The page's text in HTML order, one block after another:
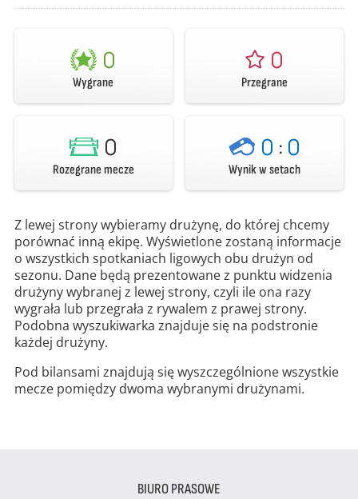
0
Wygrane
0
Przegrane
0
Rozegrane mecze
0 : 0
Wynik w setach
Z lewej strony wybieramy drużynę, do której chcemy
porównać inną ekipę. Wyświetlone zostaną informacje
o wszystkich spotkaniach ligowych obu drużyn od
sezonu. Dane będą prezentowane z punktu widzenia
drużyny wybranej z lewej strony, czyli ile ona razy
wygrała lub przegrała z rywalem z prawej strony.
Podobna wyszukiwarka znajduje się na podstronie
każdej drużyny.
Pod bilansami znajdują się wyszczególnione wszystkie
mecze pomiędzy dwoma wybranymi drużynami.
BIURO PRASOWE